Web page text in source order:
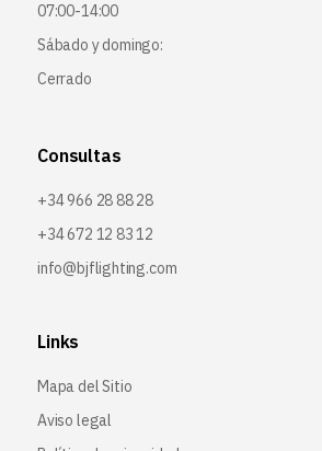
07:00-14:00
Sábado y domingo:
Cerrado
Consultas
+34 966 28 88 28
+34 672 12 83 12
info@bjflighting.com
Links
Mapa del Sitio
Aviso legal